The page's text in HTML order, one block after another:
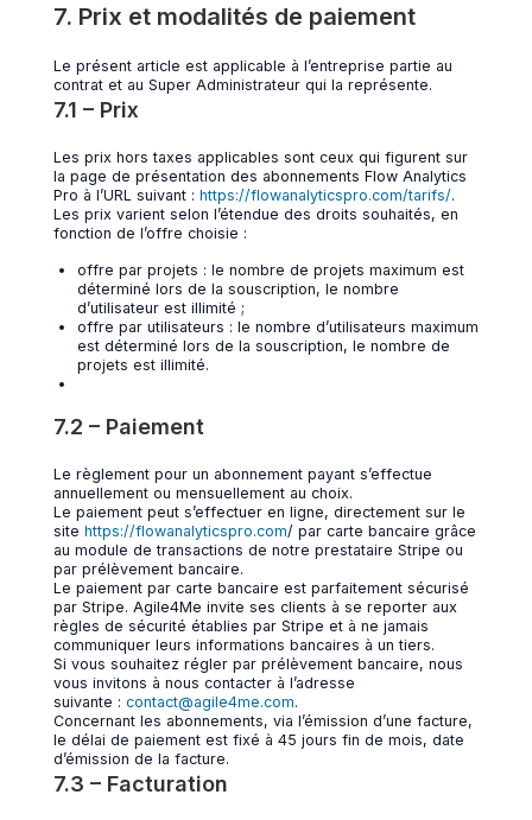
7. Prix et modalités de paiement
Le présent article est applicable à l’entreprise partie au
contrat et au Super Administrateur qui la représente.
7.1 – Prix
Les prix hors taxes applicables sont ceux qui figurent sur
la page de présentation des abonnements Flow Analytics
Pro à l’URL suivant : https://flowanalyticspro.com/tarifs/.
Les prix varient selon l’étendue des droits souhaités, en
fonction de l’offre choisie :
offre par projets : le nombre de projets maximum est
déterminé lors de la souscription, le nombre
d’utilisateur est illimité ;
offre par utilisateurs : le nombre d’utilisateurs maximum
est déterminé lors de la souscription, le nombre de
projets est illimité.
7.2 – Paiement
Le règlement pour un abonnement payant s’effectue
annuellement ou mensuellement au choix.
Le paiement peut s’effectuer en ligne, directement sur le
site https://flowanalyticspro.com/ par carte bancaire grâce
au module de transactions de notre prestataire Stripe ou
par prélèvement bancaire.
Le paiement par carte bancaire est parfaitement sécurisé
par Stripe. Agile4Me invite ses clients à se reporter aux
règles de sécurité établies par Stripe et à ne jamais
communiquer leurs informations bancaires à un tiers.
Si vous souhaitez régler par prélèvement bancaire, nous
vous invitons à nous contacter à l’adresse
suivante : contact@agile4me.com.
Concernant les abonnements, via l’émission d’une facture,
le délai de paiement est fixé à 45 jours fin de mois, date
d’émission de la facture.
7.3 – Facturation